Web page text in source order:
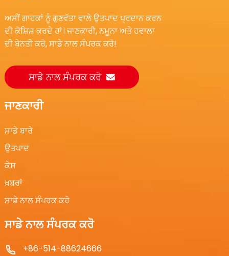
ਅਸੀਂ ਗਾਹਕਾਂ ਨੂੰ ਗੁਣਵੱਤਾ ਵਾਲੇ ਉਤਪਾਦ ਪ੍ਰਦਾਨ ਕਰਨ
ਦੀ ਕੋਸ਼ਿਸ਼ ਕਰਦੇ ਹਾਂ। ਜਾਣਕਾਰੀ, ਨਮੂਨਾ ਅਤੇ ਹਵਾਲਾ
ਦੀ ਬੇਨਤੀ ਕਰੋ, ਸਾਡੇ ਨਾਲ ਸੰਪਰਕ ਕਰੋ!
ਸਾਡੇ ਨਾਲ ਸੰਪਰਕ ਕਰੋ
ਜਾਣਕਾਰੀ
ਸਾਡੇ ਬਾਰੇ
ਉਤਪਾਦ
ਕੇਸ
ਖ਼ਬਰਾਂ
ਸਾਡੇ ਨਾਲ ਸੰਪਰਕ ਕਰੋ
ਸਾਡੇ ਨਾਲ ਸੰਪਰਕ ਕਰੋ
+86-514-88624666